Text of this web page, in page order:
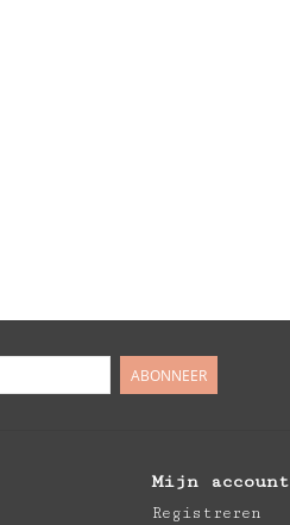
ABONNEER
Mijn account
Registreren